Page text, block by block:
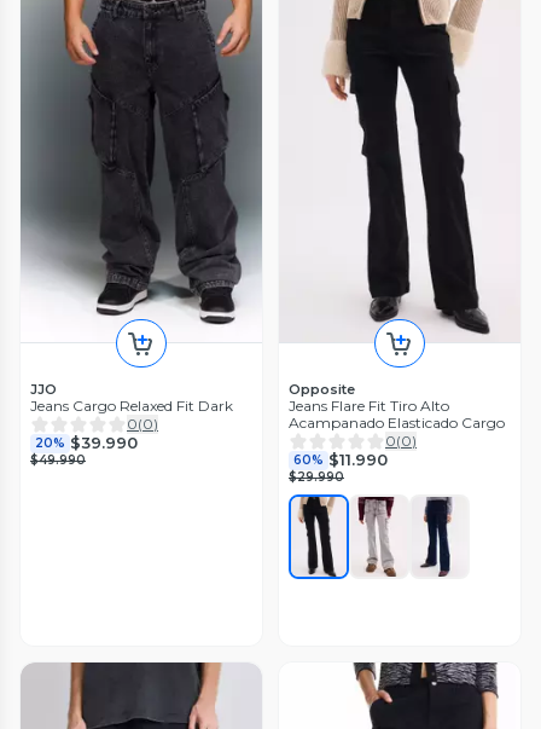
JJO
Jeans Cargo Relaxed Fit Dark
0(0)
20% $39.990
$49.990
Opposite
Jeans Flare Fit Tiro Alto
Acampanado Elasticado Cargo
0(0)
60% $11.990
$29.990